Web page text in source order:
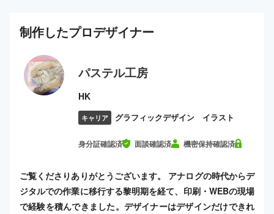
制作したプロデザイナー
パステル工房
HK
キャリア グラフィックデザイン イラスト
身分証確認済 面談確認済 機密保持確認済
ご覧くださりありがとうございます。 アナログの時代からデ
ジタルでの作業に移行する黎明期を経て、印刷・WEBの現場
で経験を積んできました。デザイナーはデザインだけできれ